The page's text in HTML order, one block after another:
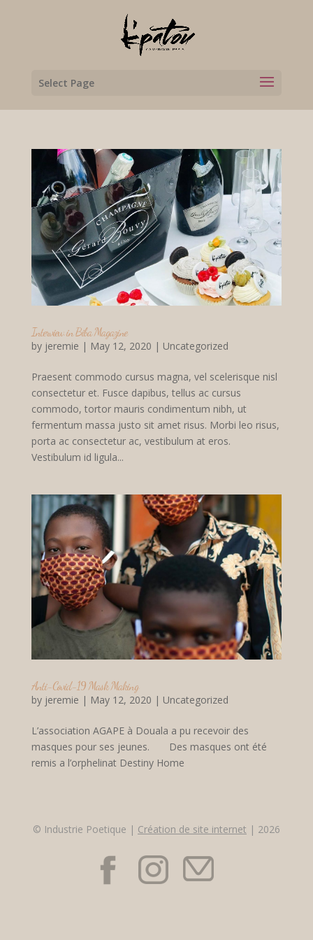
Select Page
Interview in Biba Magazine
by jeremie | May 12, 2020 | Uncategorized
Praesent commodo cursus magna, vel scelerisque nisl
consectetur et. Fusce dapibus, tellus ac cursus
commodo, tortor mauris condimentum nibh, ut
fermentum massa justo sit amet risus. Morbi leo risus,
porta ac consectetur ac, vestibulum at eros.
Vestibulum id ligula...
Anti-Covid-19 Mask Making
by jeremie | May 12, 2020 | Uncategorized
L’association AGAPE à Douala a pu recevoir des
masques pour ses jeunes. Des masques ont été
remis a l’orphelinat Destiny Home
© Industrie Poetique | Création de site internet | 2026